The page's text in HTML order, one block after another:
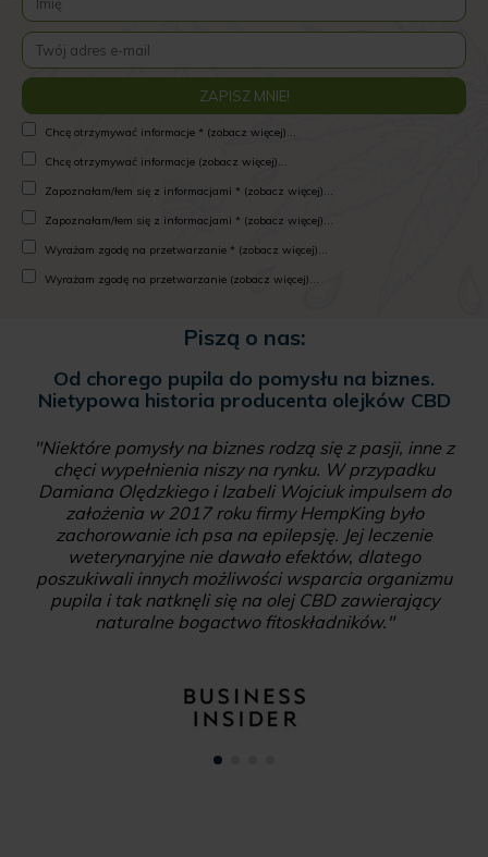
Chcę otrzymywać informacje * (zobacz więcej)...
Chcę otrzymywać informacje (zobacz więcej)...
Zapoznałam/łem się z informacjami * (zobacz więcej)...
Zapoznałam/łem się z informacjami * (zobacz więcej)...
Wyrażam zgodę na przetwarzanie * (zobacz więcej)...
Wyrażam zgodę na przetwarzanie (zobacz więcej)...
Piszą o nas:
Od chorego pupila do pomysłu na biznes.
Nietypowa historia producenta olejków CBD
"Niektóre pomysły na biznes rodzą się z pasji, inne z
chęci wypełnienia niszy na rynku. W przypadku
Damiana Olędzkiego i Izabeli Wojciuk impulsem do
założenia w 2017 roku firmy HempKing było
zachorowanie ich psa na epilepsję. Jej leczenie
weterynaryjne nie dawało efektów, dlatego
poszukiwali innych możliwości wsparcia organizmu
pupila i tak natknęli się na olej CBD zawierający
naturalne bogactwo fitoskładników."